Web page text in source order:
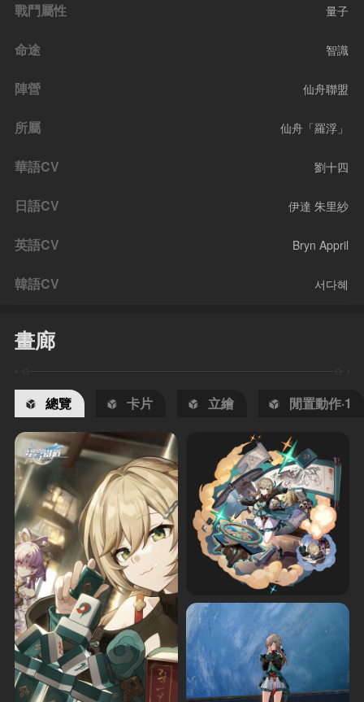
戰鬥屬性 量子
命途 智識
陣營 仙舟聯盟
所屬 仙舟「羅浮」
華語CV 劉十四
日語CV 伊達 朱里紗
英語CV Bryn Appril
韓語CV 서다혜
畫廊
總覽 卡片 立繪 閒置動作·1